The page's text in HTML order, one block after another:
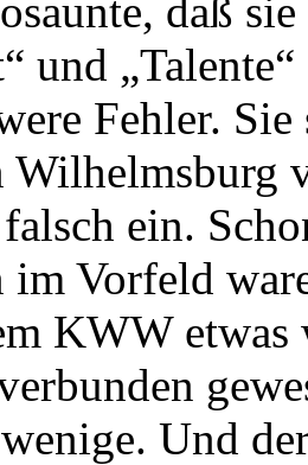
daß
und
Fehler. Sie
Wilhelmsburg
ein.
im Vorfeld
KWW
Und